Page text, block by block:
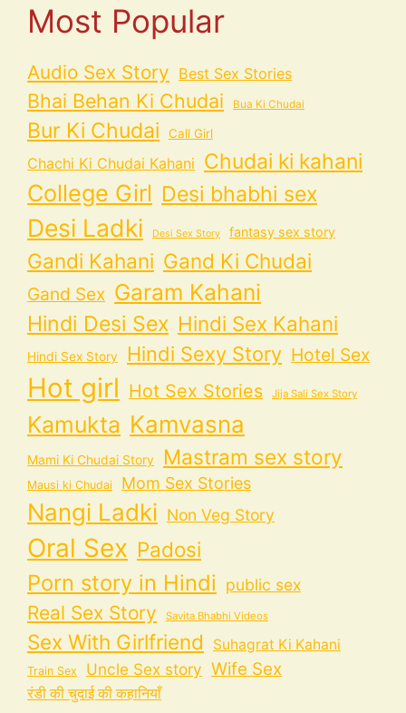
Most Popular
Audio Sex Story Best Sex Stories
Bhai Behan Ki Chudai Bua Ki Chudai
Bur Ki Chudai Call Girl
Chachi Ki Chudai Kahani Chudai ki kahani
College Girl Desi bhabhi sex
Desi Ladki Desi Sex Story fantasy sex story
Gandi Kahani Gand Ki Chudai
Gand Sex Garam Kahani
Hindi Desi Sex Hindi Sex Kahani
Hindi Sex Story Hindi Sexy Story Hotel Sex
Hot girl Hot Sex Stories Jija Sali Sex Story
Kamukta Kamvasna
Mami Ki Chudai Story Mastram sex story
Mausi ki Chudai Mom Sex Stories
Nangi Ladki Non Veg Story
Oral Sex Padosi
Porn story in Hindi public sex
Real Sex Story Savita Bhabhi Videos
Sex With Girlfriend Suhagrat Ki Kahani
Train Sex Uncle Sex story Wife Sex
रंडी की चुदाई की कहानियाँ